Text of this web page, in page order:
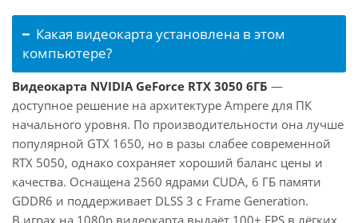
Какая видеокарта установлена в этом
компьютере?
Видеокарта NVIDIA GeForce RTX 3050 6ГБ —
доступное решение на архитектуре Ampere для ПК
начального уровня. По производительности она лучше
популярной GTX 1650, но в разы слабее современной
RTX 5050, однако сохраняет хороший баланс цены и
качества. Оснащена 2560 ядрами CUDA, 6 ГБ памяти
GDDR6 и поддерживает DLSS 3 с Frame Generation.
В играх на 1080p видеокарта выдаёт 100+ FPS в лёгких